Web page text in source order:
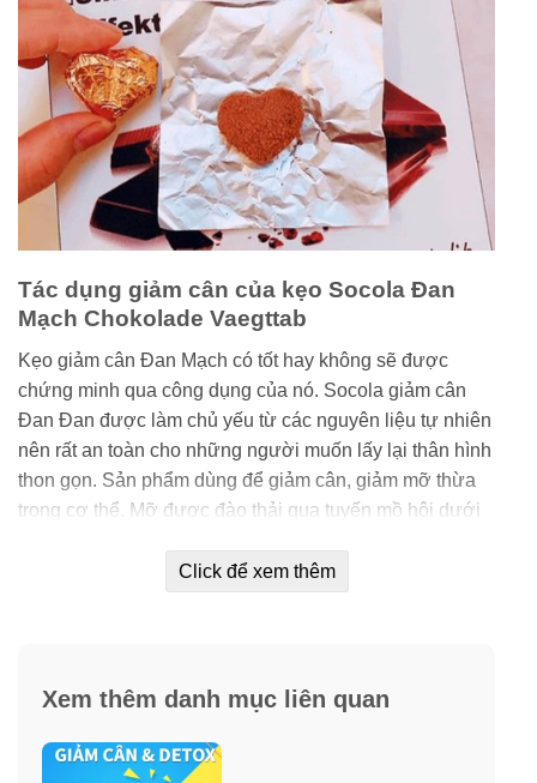
Tác dụng giảm cân của kẹo Socola Đan
Mạch Chokolade Vaegttab
Kẹo giảm cân Đan Mạch có tốt hay không sẽ được
chứng minh qua công dụng của nó. Socola giảm cân
Đan Đan được làm chủ yếu từ các nguyên liệu tự nhiên
nên rất an toàn cho những người muốn lấy lại thân hình
thon gọn. Sản phẩm dùng để giảm cân, giảm mỡ thừa
trong cơ thể. Mỡ được đào thải qua tuyến mồ hôi dưới
Khi sử dụng kẹo socola để giảm cân, các thành phần có
Ngoài ra, bạn cũng nên hạn chế sử dụng đồ ăn nhiều
dầu mỡ, bánh kẹo ngọt khi sử dụng kẹo giảm cân Đan
Mạch.
Click để xem thêm
Xem thêm danh mục liên quan